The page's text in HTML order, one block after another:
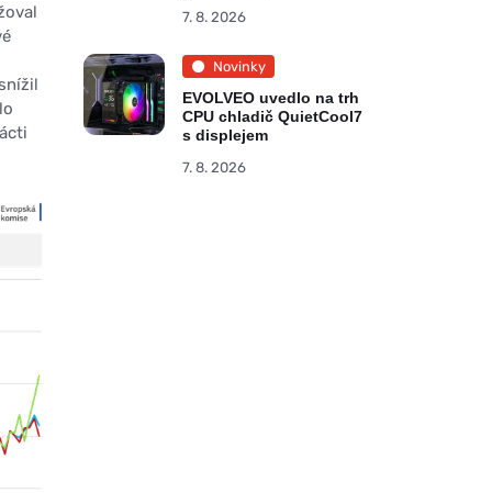
7. 8. 2026
Novinky
EVOLVEO uvedlo na trh
CPU chladič QuietCool7
s displejem
7. 8. 2026